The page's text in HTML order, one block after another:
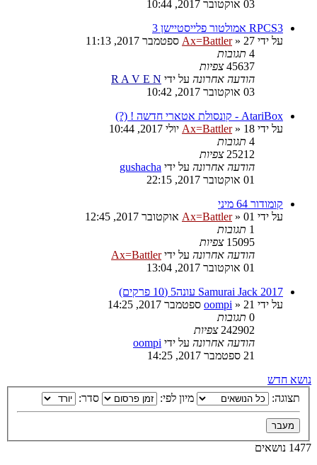
03 אוקטובר 2017, 10:44
RPCS3 אמולטור פלייסטיישן 3
על ידי
Ax=Battler» 27 ספטמבר 2017, 11:13
4 תגובות
45637 צפיות
הודעה אחרונה על ידי R A V E N
03 אוקטובר 2017, 10:42
AtariBox - קונסולת אטארי חדשה ! (?)
על ידי
Ax=Battler» 18 יולי 2017, 10:44
4 תגובות
25212 צפיות
הודעה אחרונה על ידי gushacha
01 אוקטובר 2017, 22:15
קומודור 64 מיני
על ידי
Ax=Battler» 01 אוקטובר 2017, 12:45
1 תגובות
15095 צפיות
הודעה אחרונה על ידיAx=Battler
01 אוקטובר 2017, 13:04
Samurai Jack 2017 עונה5 (10 פרקים)
על ידי
oompi » 21 ספטמבר 2017, 14:25
0 תגובות
242902 צפיות
הודעה אחרונה על ידי oompi
21 ספטמבר 2017, 14:25
נושא חדש
תצוגה:
מיון לפי: סדר:
1477 נושאים